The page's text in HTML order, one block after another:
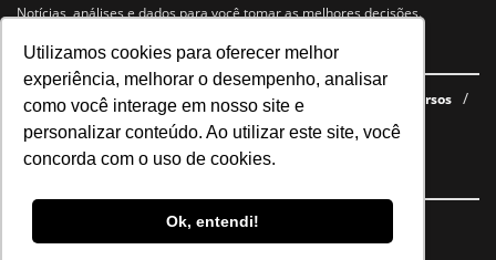
Utilizamos cookies para oferecer melhor
experiência, melhorar o desempenho, analisar
como você interage em nosso site e
personalizar conteúdo. Ao utilizar este site, você
concorda com o uso de cookies.
Ok, entendi!
Notícias, análises e dados para você tomar as melhores decisões.
Navegue no site
Últimas notícias Quem somos E-books gratuitos
Cursos
Política de privacidade